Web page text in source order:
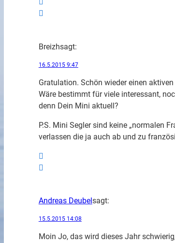
Breizhsagt:
16.5.2015 9:47
Gratulation. Schön wieder einen
Wäre bestimmt für viele interessant,
denn Dein Mini aktuell?
P.S. Mini Segler sind keine „normalen
verlassen die ja auch ab und zu
Andreas Deubel sagt:
15.5.2015 14:08
Moin Jo, das wird dieses Jahr